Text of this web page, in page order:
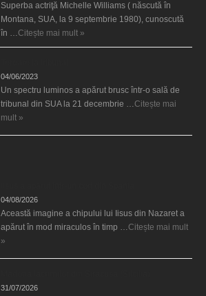
Superba actriţă Michelle Williams ( născută în
Montana, SUA, la 9 septembrie 1980), cunoscută
în …Citește mai mult »
04/06/2023
Un spectru luminos a apărut brusc într-o sală de
tribunal din SUA la 21 decembrie …Citește mai
mult »
04/08/2026
Această imagine a chipului lui Iisus din Nazaret a
apărut în mod miraculos în timp …Citește mai mult
»
31/07/2026